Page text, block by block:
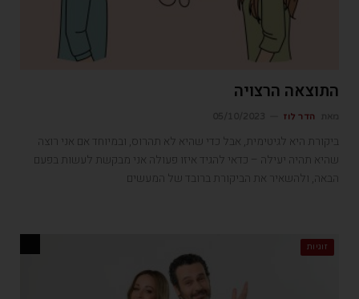
התוצאה הרצויה
הדר לוז
ביקורת היא לגיטימית, אבל כדי שהיא לא תהרוס, ובמיוחד אם אני רוצה
שהיא תהיה יעילה – כדאי להגיד איזו פעולה אני מבקשת לעשות בפעם
הבאה, ולהשאיר את הביקורת ברובד של המעשים
זוגיות